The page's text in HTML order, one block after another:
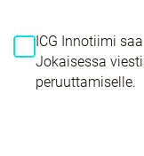
ICG Innotiimi
Jokaisessa
peruuttamiselle.